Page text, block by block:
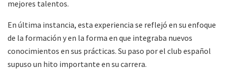
mejores talentos.
En última instancia, esta experiencia se reflejó en su enfoque
de la formación y en la forma en que integraba nuevos
conocimientos en sus prácticas. Su paso por el club español
supuso un hito importante en su carrera.